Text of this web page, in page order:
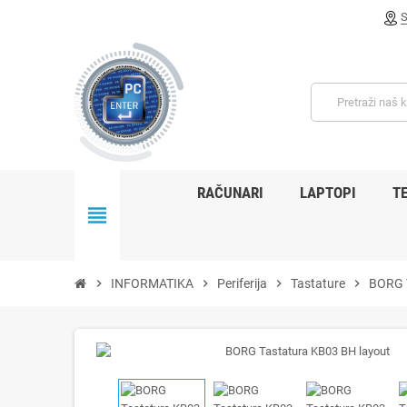
view_headline
RAČUNARI LAPTOPI
chevron_right INFORMATIKA chevron_right Periferija chevron_right Tastature chevron_right